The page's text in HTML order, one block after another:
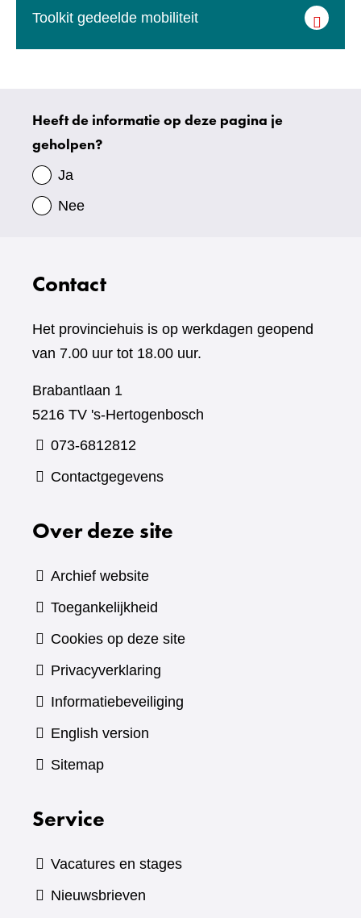
Toolkit gedeelde mobiliteit(verwijst
website)
Uw
gegevens
Heeft de informatie op deze pagina je
geholpen?
Ja
Nee
Contact
Het provinciehuis is op werkdagen geopend
van 7.00 uur tot 18.00 uur.
Brabantlaan 1
5216 TV 's-Hertogenbosch
073-6812812
Contactgegevens
Over deze site
Archief website
Toegankelijkheid
Cookies op deze site
Privacyverklaring
Informatiebeveiliging
English version
Sitemap
Service
Vacatures en stages
Nieuwsbrieven